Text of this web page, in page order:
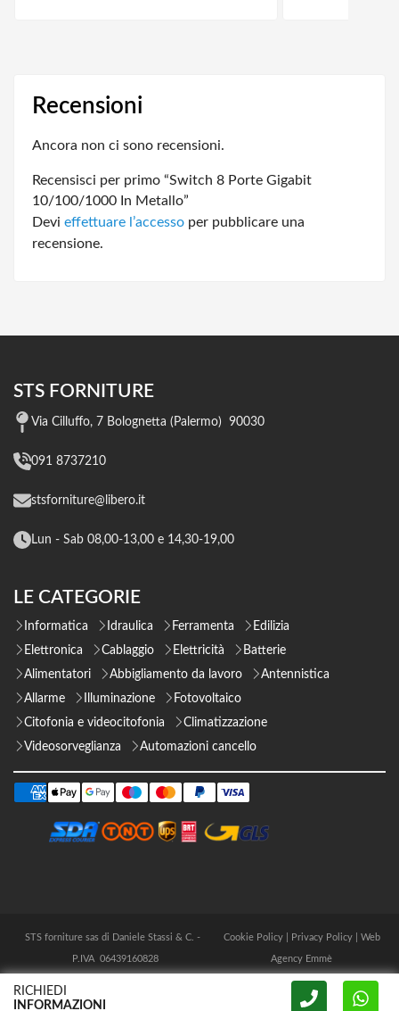
Recensioni
Ancora non ci sono recensioni.
Recensisci per primo “Switch 8 Porte Gigabit
10/100/1000 In Metallo”
Devi effettuare l’accesso per pubblicare una
recensione.
STS FORNITURE
Via Cilluffo, 7 Bolognetta (Palermo) 90030
091 8737210
stsforniture@libero.it
Lun - Sab 08,00-13,00 e 14,30-19,00
LE CATEGORIE
Informatica Idraulica Ferramenta
Edilizia
Elettronica
Cablaggio Elettricità
Batterie
Alimentatori
Abbigliamento da lavoro
Antennistica
Allarme
Illuminazione
Fotovoltaico
Citofonia e videocitofonia
Climatizzazione
Videosorveglianza
Automazioni cancello
STS forniture sas di Daniele Stassi & C. -
P.IVA 06439160828
Cookie Policy| Privacy Policy| Web
Agency Emmè
RICHIEDI
INFORMAZIONI